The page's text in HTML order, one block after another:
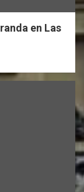
en Las